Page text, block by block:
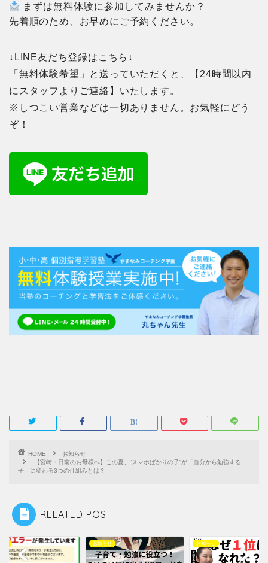
まずは無料体験に参加してみませんか？
先着順のため、お早めにご予約ください。
↓LINE友だち登録はこちら↓
「無料体験希望」と送っていただくと、【24時間以内
にスタッフよりご連絡】いたします。
※しつこい営業などは一切ありません。お気軽にどう
ぞ！
HOME
お知らせ
【宮崎・日南のお母様へ】この夏、“スマホばかりの子”が「自分から勉強する
子」に変わる3つの仕組みとは？
RELATED POST
お知らせ お知らせ お知らせ